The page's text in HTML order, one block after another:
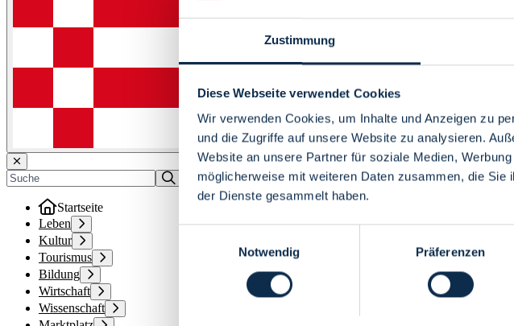
Zustimmung
Diese Webseite verwendet Cookies
Wir verwenden Cookies, um Inhalte und Anzeigen zu
und die Zugriffe auf unsere Website zu analysieren.
Website an unsere Partner für soziale Medien,
möglicherweise mit weiteren Daten zusammen, die
der Dienste gesammelt haben.
Notwendig
Präferenzen
Startseite
Leben
Kultur
Tourismus
Bildung
Wirtschaft
Wissenschaft